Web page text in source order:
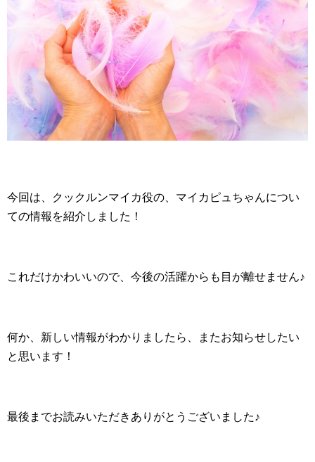
今回は、クックルンマイカ役の、マイカピュちゃんについ
ての情報を紹介しました！
これだけかわいいので、今後の活躍からも目が離せません♪
何か、新しい情報がわかりましたら、またお知らせしたい
と思います！
最後までお読みいただきありがとうございました♪